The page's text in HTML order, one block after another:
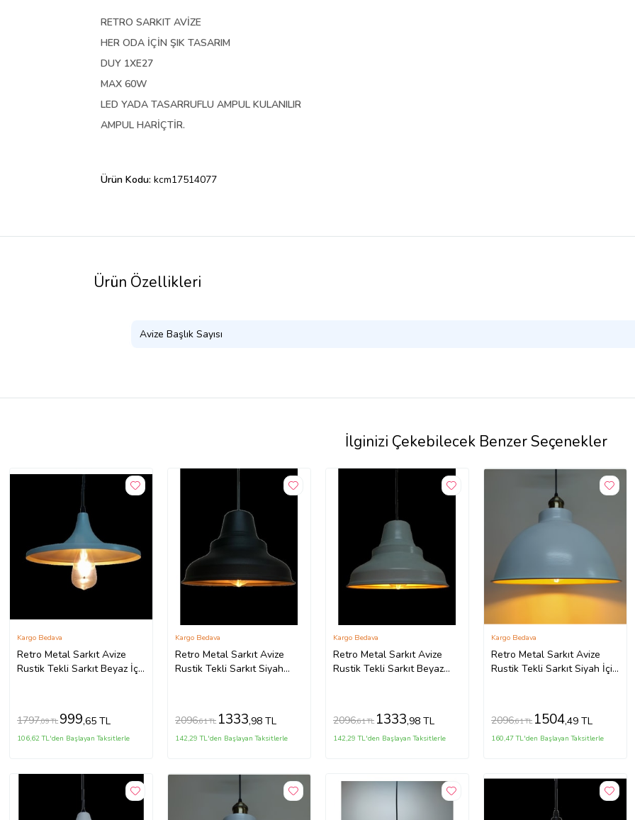
RETRO SARKIT AVİZE
HER ODA İÇİN ŞIK TASARIM
DUY 1XE27
MAX 60W
LED YADA TASARRUFLU AMPUL KULANILIR
AMPUL HARİÇTİR.
Ürün Kodu: kcm17514077
Ürün Özellikleri
Avize Başlık Sayısı
İlginizi Çekebilecek Benzer Seçenekler
Retro Metal Sarkıt Avize
Rustik Tekli Sarkıt Beyaz İçi
Kargo Bedava
1797,09 TL 999,65 TL
106,62 TL'den Başlayan Taksitlerle
Retro Metal Sarkıt Avize
Rustik Tekli Sarkıt Siyah
Kargo Bedava
2096,61 TL 1333,98 TL
142,29 TL'den Başlayan Taksitlerle
Retro Metal Sarkıt Avize
Rustik Tekli Sarkıt Beyaz
Kargo Bedava
2096,61 TL 1333,98 TL
142,29 TL'den Başlayan Taksitlerle
Retro Metal Sarkıt Avize
Rustik Tekli Sarkıt Siyah İçi
Kargo Bedava
2096,61 TL 1504,49 TL
160,47 TL'den Başlayan Taksitlerle